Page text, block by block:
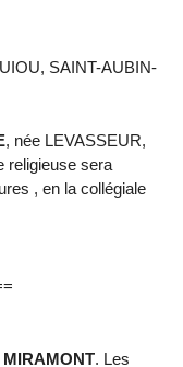
SAINT-AUBIN-
, née LEVASSEUR,
religieuse sera
, en la collégiale
. Les